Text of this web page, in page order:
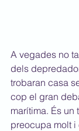
A vegades no
dels
trobaran casa
cop el gran
marítima. És un
preocupa molt